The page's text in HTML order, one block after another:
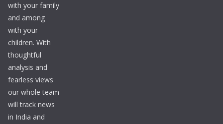
with your family
and among
with your
children. With
thoughtful
analysis and
fearless views
our whole team
will track news
in India and